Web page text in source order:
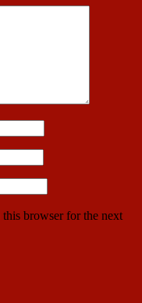
browser for the next